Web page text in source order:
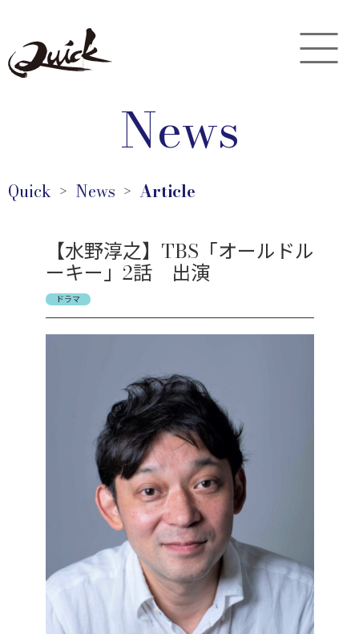
News
Quick ＞ News ＞ Article
【水野淳之】TBS「オールドル
ーキー」2話 出演
ドラマ